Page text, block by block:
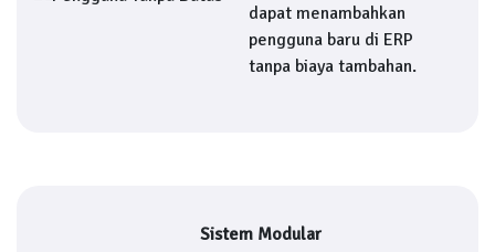
dapat menambahkan
pengguna baru di ERP
tanpa biaya tambahan.
Sistem Modular